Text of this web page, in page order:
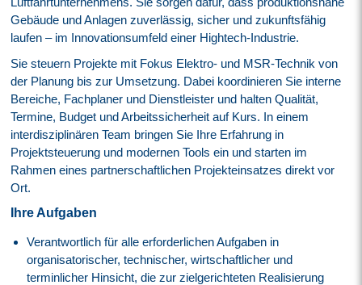
Gebäude und Anlagen zuverlässig, sicher und zukunftsfähig
laufen – im Innovationsumfeld einer Hightech-Industrie.
Sie steuern Projekte mit Fokus Elektro- und MSR-Technik von
der Planung bis zur Umsetzung. Dabei koordinieren Sie interne
Bereiche, Fachplaner und Dienstleister und halten Qualität,
Termine, Budget und Arbeitssicherheit auf Kurs. In einem
interdisziplinären Team bringen Sie Ihre Erfahrung in
Projektsteuerung und modernen Tools ein und starten im
Rahmen eines partnerschaftlichen Projekteinsatzes direkt vor
Ort.
Ihre Aufgaben
Verantwortlich für alle erforderlichen Aufgaben in
organisatorischer, technischer, wirtschaftlicher und
terminlicher Hinsicht, die zur zielgerichteten Realisierung